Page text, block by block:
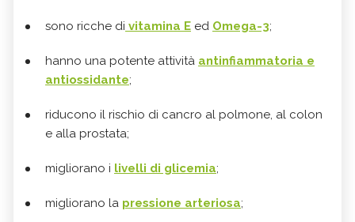
sono ricche di vitamina E ed Omega-3;
hanno una potente attività antinfiammatoria e
antiossidante;
riducono il rischio di cancro al polmone, al colon
e alla prostata;
migliorano i livelli di glicemia;
migliorano la pressione arteriosa;